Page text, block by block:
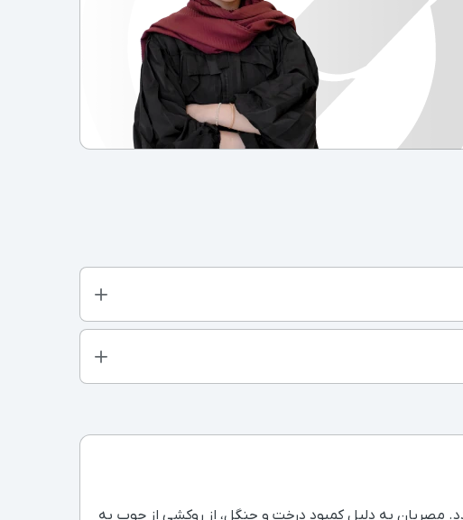
مصر باستان بازمی‌گردد. مصریان به دلیل کمبود درخت و جنگل، از روکشی از چوب به